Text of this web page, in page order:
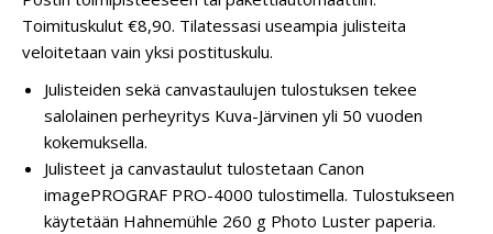
Toimituskulut €8,90. Tilatessasi useampia julisteita
veloitetaan vain yksi postituskulu.
Julisteiden sekä canvastaulujen tulostuksen tekee
salolainen perheyritys Kuva-Järvinen yli 50 vuoden
kokemuksella.
Julisteet ja canvastaulut tulostetaan Canon
imagePROGRAF PRO-4000 tulostimella. Tulostukseen
käytetään Hahnemühle 260 g Photo Luster paperia.